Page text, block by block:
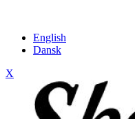
English
Dansk
X